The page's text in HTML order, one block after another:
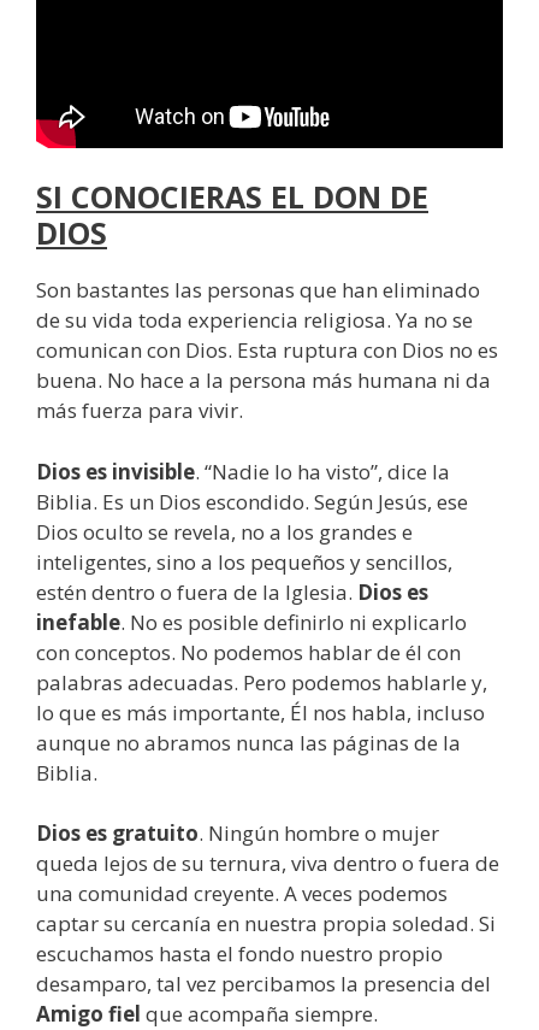
SI CONOCIERAS EL DON DE
DIOS
Son bastantes las personas que han eliminado
de su vida toda experiencia religiosa. Ya no se
comunican con Dios. Esta ruptura con Dios no es
buena. No hace a la persona más humana ni da
más fuerza para vivir.
Dios es invisible. “Nadie lo ha visto”, dice la
Biblia. Es un Dios escondido. Según Jesús, ese
Dios oculto se revela, no a los grandes e
inteligentes, sino a los pequeños y sencillos,
estén dentro o fuera de la Iglesia. Dios es
inefable. No es posible definirlo ni explicarlo
con conceptos. No podemos hablar de él con
palabras adecuadas. Pero podemos hablarle y,
lo que es más importante, Él nos habla, incluso
aunque no abramos nunca las páginas de la
Biblia.
Dios es gratuito. Ningún hombre o mujer
queda lejos de su ternura, viva dentro o fuera de
una comunidad creyente. A veces podemos
captar su cercanía en nuestra propia soledad. Si
escuchamos hasta el fondo nuestro propio
desamparo, tal vez percibamos la presencia del
Amigo fiel que acompaña siempre.